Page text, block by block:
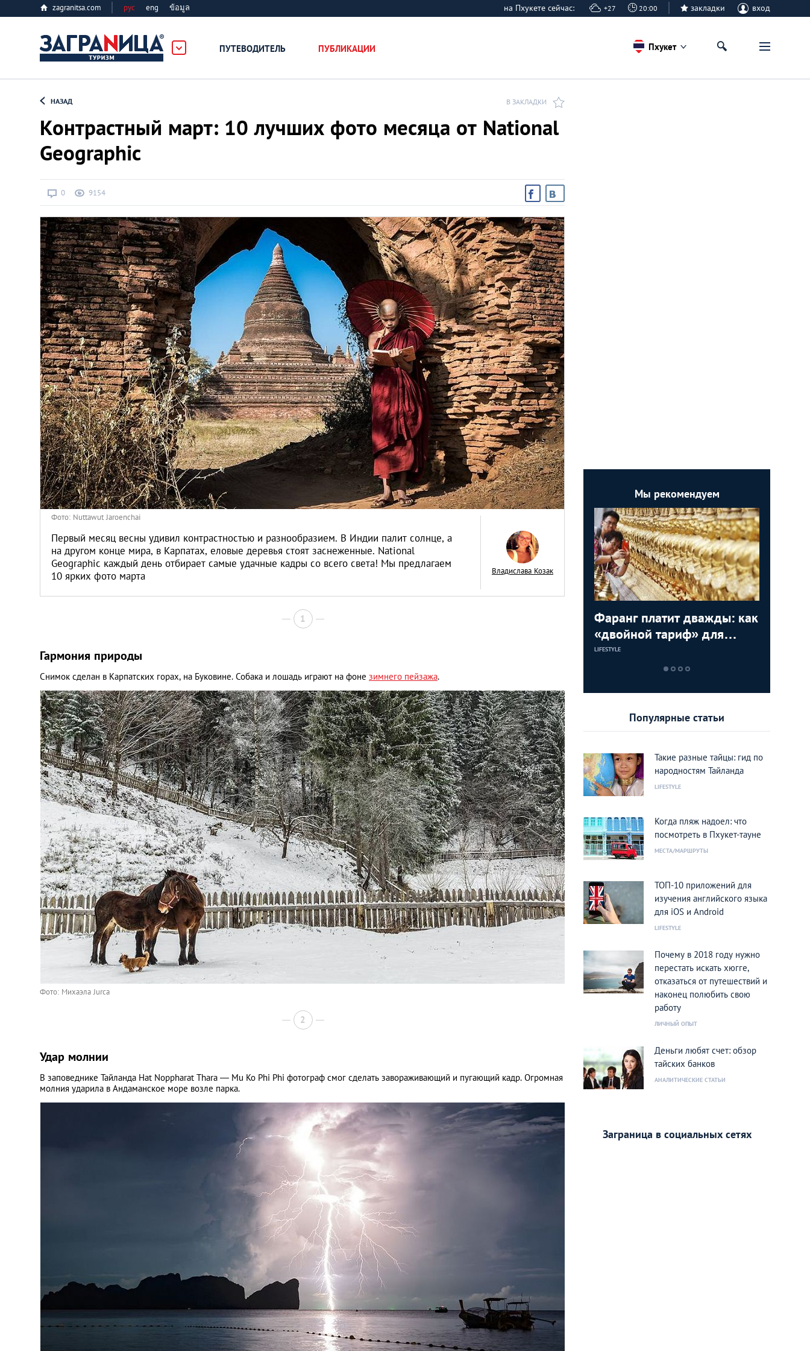
zagranitsa.com рус eng ข้อมูล на Пхукете сейчас: +27 20:00 закладки вход
ПУТЕВОДИТЕЛЬ ПУБЛИКАЦИИ
Алматы
Афины
Киев
Лондон
Лос-Анджелес
Москва
Париж
Паттайя
Пхукет
Санкт-Петербург
Пхукет
НАЗАД В ЗАКЛАДКИ
Контрастный март: 10 лучших фото месяца от National
Geographic
0 9154
Фото: Nuttawut Jaroenchai
Первый месяц весны удивил контрастностью и разнообразием. В Индии палит солнце, а
на другом конце мира, в Карпатах, еловые деревья стоят заснеженные. National
Geographic каждый день отбирает самые удачные кадры со всего света! Мы предлагаем
10 ярких фото марта
Владислава Козак
1
Гармония природы
Снимок сделан в Карпатских горах, на Буковине. Собака и лошадь играют на фоне зимнего пейзажа.
Фото: Михаэла Jurca
2
Удар молнии
В заповеднике Тайланда Hat Noppharat Thara — Mu Ko Phi Phi фотограф смог сделать завораживающий и пугающий кадр. Огромная
молния ударила в Андаманское море возле парка.
Мы рекомендуем
Фаранг платит дважды: как
«двойной тариф» для
иностранцев вредит
имиджу Тайланда
LIFESTYLE
Популярные статьи
Такие разные тайцы: гид по
народностям Тайланда
LIFESTYLE
Когда пляж надоел: что
посмотреть в Пхукет-тауне
МЕСТА/МАРШРУТЫ
ТОП-10 приложений для
изучения английского языка
для iOS и Android
LIFESTYLE
Почему в 2018 году нужно
перестать искать хюгге,
отказаться от путешествий и
наконец полюбить свою
работу
ЛИЧНЫЙ ОПЫТ
Деньги любят счет: обзор
тайских банков
АНАЛИТИЧЕСКИЕ СТАТЬИ
Заграница в социальных сетях